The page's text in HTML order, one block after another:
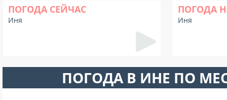
ПОГОДА СЕЙЧАС
Иня
ПОГОДА
Иня
ПОГОДА В ИНЕ ПО